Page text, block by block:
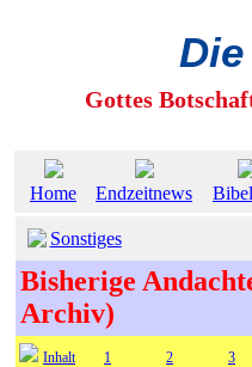
Gottes
Home Endzeitnews
Sonstiges
Bisherige
Archiv)
Inhalt 1 2 3